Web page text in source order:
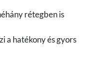
rétegben is
a hatékony és gyors